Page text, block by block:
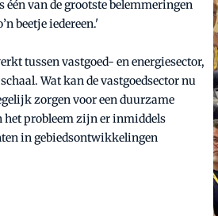
één van de grootste belemmeringen
beetje iedereen.'
tussen vastgoed- en energiesector,
Wat kan de vastgoedsector nu
zorgen voor een duurzame
het probleem zijn er inmiddels
in gebiedsontwikkelingen